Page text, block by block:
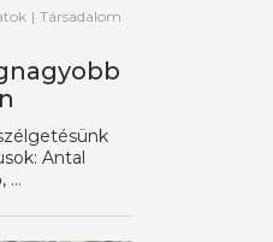
| Társadalom
Antal
...